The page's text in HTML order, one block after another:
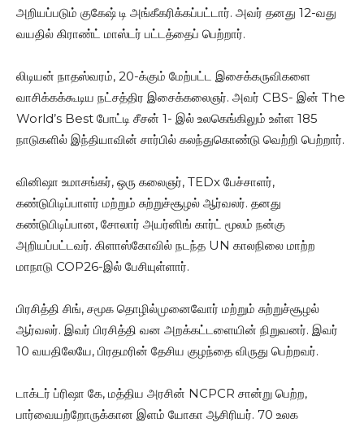
அறியப்படும் குகேஷ் டி அங்கீகரிக்கப்பட்டார். அவர் தனது 12-வது
வயதில் கிராண்ட் மாஸ்டர் பட்டத்தைப் பெற்றார்.
லிடியன் நாதஸ்வரம், 20-க்கும் மேற்பட்ட இசைக்கருவிகளை
வாசிக்கக்கூடிய நட்சத்திர இசைக்கலைஞர். அவர் CBS- இன் The
World’s Best போட்டி சீசன் 1- இல் உலகெங்கிலும் உள்ள 185
நாடுகளில் இந்தியாவின் சார்பில் கலந்துகொண்டு வெற்றி பெற்றார்.
வினிஷா உமாசங்கர், ஒரு கலைஞர், TEDx பேச்சாளர்,
கண்டுபிடிப்பாளர் மற்றும் சுற்றுச்சூழல் ஆர்வலர். தனது
கண்டுபிடிப்பான, சோலார் அயர்னிங் கார்ட் மூலம் நன்கு
அறியப்பட்டவர். கிளாஸ்கோவில் நடந்த UN காலநிலை மாற்ற
மாநாடு COP26-இல் பேசியுள்ளார்.
பிரசித்தி சிங், சமூக தொழில்முனைவோர் மற்றும் சுற்றுச்சூழல்
ஆர்வலர். இவர் பிரசித்தி வன அறக்கட்டளையின் நிறுவனர். இவர்
10 வயதிலேயே, பிரதமரின் தேசிய குழந்தை விருது பெற்றவர்.
டாக்டர் ப்ரிஷா கே, மத்திய அரசின் NCPCR சான்று பெற்ற,
பார்வையற்றோருக்கான இளம் யோகா ஆசிரியர். 70 உலக